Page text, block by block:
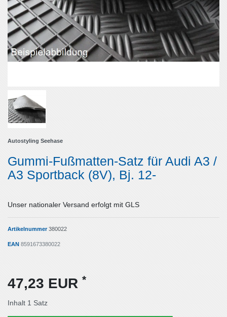
Autostyling Seehase
Gummi-Fußmatten-Satz für Audi A3 /
A3 Sportback (8V), Bj. 12-
Unser nationaler Versand erfolgt mit GLS
Artikelnummer380022
EAN 8591673380022
47,23 EUR *
Inhalt 1 Satz